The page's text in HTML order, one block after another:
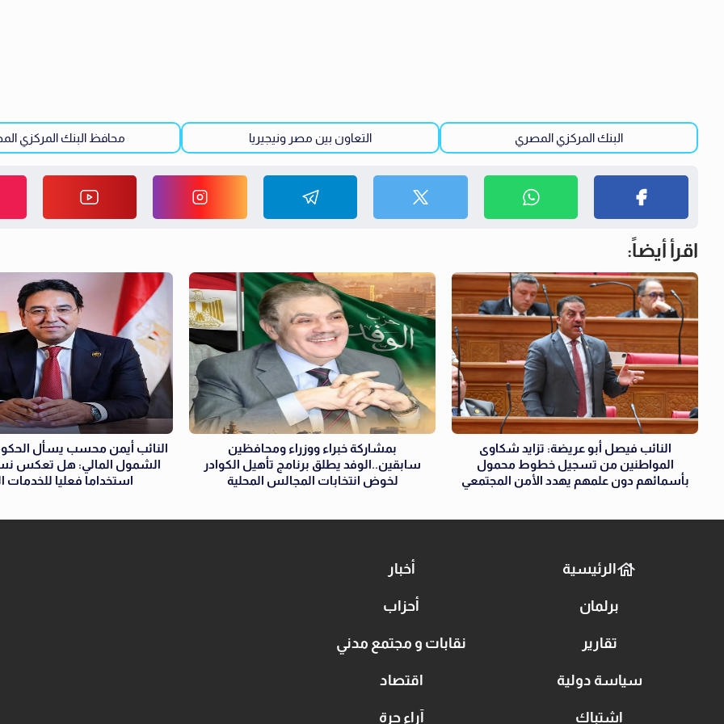
البنك المركزي المصري التعاون بين مصر ونيجيريا محافظ البنك المركزي
اقرأ أيضاً:
النائب فيصل أبو عريضة: تزايد شكاوى
المواطنين من تسجيل خطوط محمول
بأسمائهم دون علمهم يهدد الأمن المجتمعي
بمشاركة خبراء ووزراء ومحافظين
سابقين..الوفد يطلق برنامج تأهيل الكوادر
لخوض انتخابات المجالس المحلية
النائب أيمن محسب يسأل
استخداما فعليا للخدمات
الرئيسية أخبار
برلمان أحزاب
تقارير نقابات و مجتمع مدني
سياسة دولية اقتصاد
اشتباك آراء حرة